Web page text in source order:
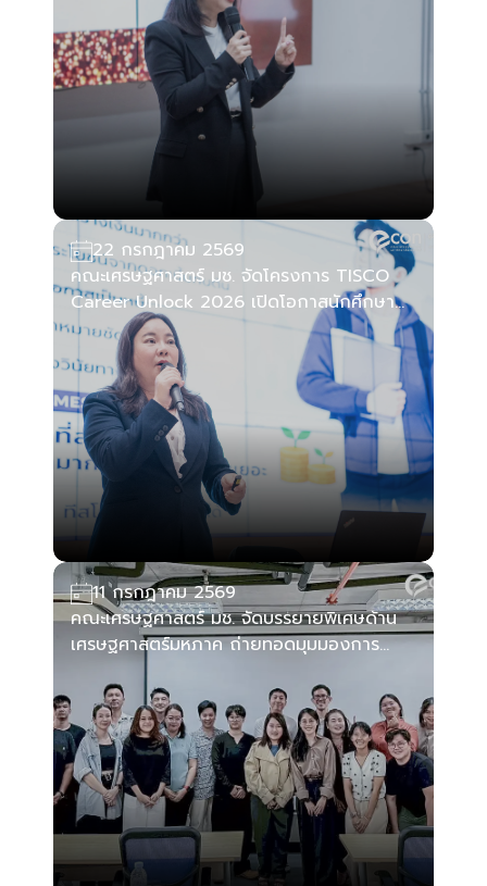
22 กรกฎาคม 2569
คณะเศรษฐศาสตร์ มช. จัดโครงการ TISCO
Career Unlock 2026 เปิดโอกาสนักศึกษา
และศิษย์เก่าสู่เส้นทางอาชีพในภาคการเงินและ
การธนาคาร
11 กรกฎาคม 2569
คณะเศรษฐศาสตร์ มช. จัดบรรยายพิเศษด้าน
เศรษฐศาสตร์มหภาค ถ่ายทอดมุมมองการ
ความไม่แน่นอนทางเศรษฐกิจ